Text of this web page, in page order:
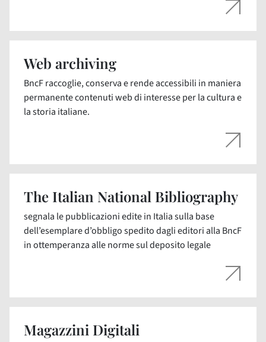
Web archiving
BncF raccoglie, conserva e rende accessibili in maniera
permanente contenuti web di interesse per la cultura e
la storia italiane.
The Italian National Bibliography
segnala le pubblicazioni edite in Italia sulla base
dell’esemplare d’obbligo spedito dagli editori alla BncF
in ottemperanza alle norme sul deposito legale
Magazzini Digitali